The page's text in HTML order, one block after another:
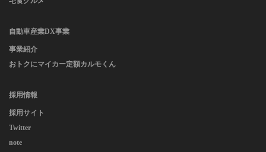
自動車産業DX事業
事業紹介
おトクにマイカー定額カルモくん
採用情報
採用サイト
Twitter
note